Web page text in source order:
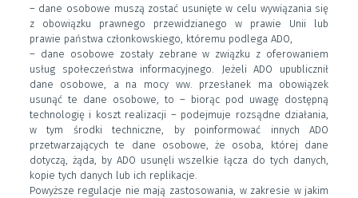
– dane osobowe muszą zostać usunięte w celu wywiązania się
z obowiązku prawnego przewidzianego w prawie Unii lub
prawie państwa członkowskiego, któremu podlega ADO,
– dane osobowe zostały zebrane w związku z oferowaniem
usług społeczeństwa informacyjnego. Jeżeli ADO upublicznił
dane osobowe, a na mocy ww. przesłanek ma obowiązek
usunąć te dane osobowe, to – biorąc pod uwagę dostępną
technologię i koszt realizacji – podejmuje rozsądne działania,
w tym środki techniczne, by poinformować innych ADO
przetwarzających te dane osobowe, że osoba, której dane
dotyczą, żąda, by ADO usunęli wszelkie łącza do tych danych,
kopie tych danych lub ich replikacje.
Powyższe regulacje nie mają zastosowania, w zakresie w jakim